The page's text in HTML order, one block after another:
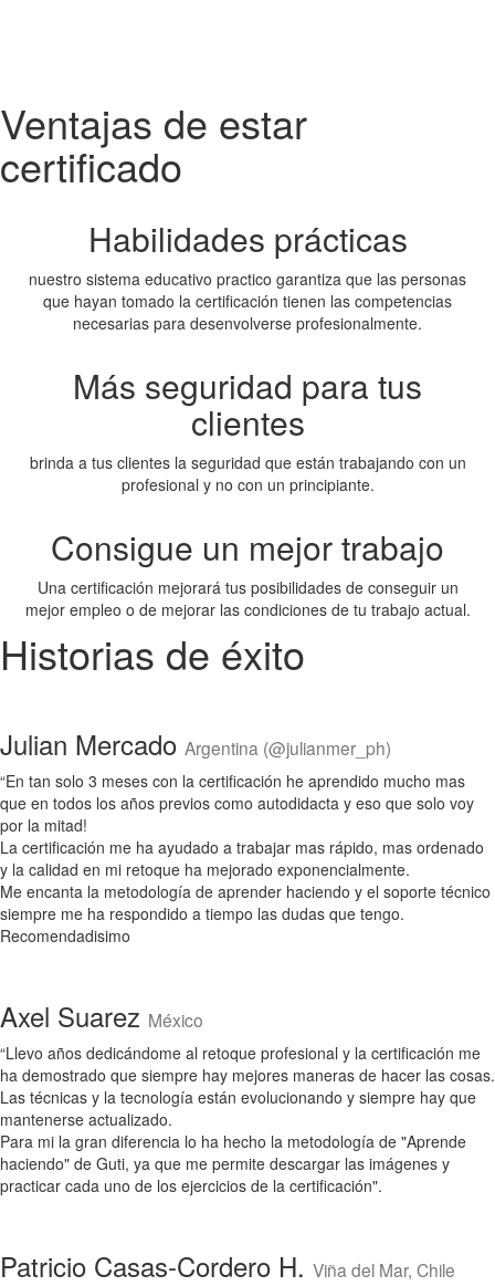
Ventajas de estar
certificado
Habilidades prácticas
nuestro sistema educativo practico garantiza que las personas
que hayan tomado la certificación tienen las competencias
necesarias para desenvolverse profesionalmente.
Más seguridad para tus
clientes
brinda a tus clientes la seguridad que están trabajando con un
profesional y no con un principiante.
Consigue un mejor trabajo
Una certificación mejorará tus posibilidades de conseguir un
mejor empleo o de mejorar las condiciones de tu trabajo actual.
Historias de éxito
Julian Mercado Argentina (@julianmer_ph)
“En tan solo 3 meses con la certificación he aprendido mucho mas
que en todos los años previos como autodidacta y eso que solo voy
por la mitad!
La certificación me ha ayudado a trabajar mas rápido, mas ordenado
y la calidad en mi retoque ha mejorado exponencialmente.
Me encanta la metodología de aprender haciendo y el soporte técnico
siempre me ha respondido a tiempo las dudas que tengo.
Recomendadisimo
Axel Suarez México
“Llevo años dedicándome al retoque profesional y la certificación me
ha demostrado que siempre hay mejores maneras de hacer las cosas.
Las técnicas y la tecnología están evolucionando y siempre hay que
mantenerse actualizado.
Para mi la gran diferencia lo ha hecho la metodología de "Aprende
haciendo" de Guti, ya que me permite descargar las imágenes y
practicar cada uno de los ejercicios de la certificación".
Patricio Casas-Cordero H. Viña del Mar, Chile